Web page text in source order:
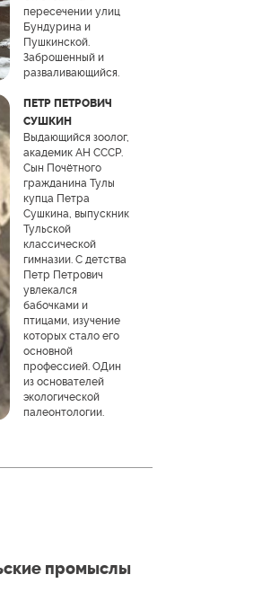
пересечении улиц
Бундурина и
Пушкинской.
Заброшенный и
разваливающийся.
ПЕТР ПЕТРОВИЧ
СУШКИН
Выдающийся зоолог,
академик АН СССР.
Сын Почётного
гражданина Тулы
купца Петра
Сушкина, выпускник
Тульской
классической
гимназии. С детства
Петр Петрович
увлекался
бабочками и
птицами, изучение
которых стало его
основной
профессией. ОДин
из основателей
экологической
палеонтологии.
промыслы